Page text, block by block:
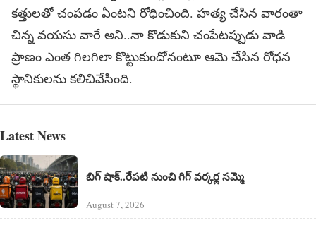
కత్తులతో చంపడం ఏంటని రోధించింది. హత్య చేసిన వారంతా
చిన్న వయసు వారే అని..నా కొడుకుని చంపేటప్పుడు వాడి
ప్రాణం ఎంత గిలగిలా కొట్టుకుందోనంటూ ఆమె చేసిన రోధన
స్థానికులను కలిచివేసింది.
Latest News
బిగ్ షాక్..రేపటి నుంచి గిగ్ వర్కర్ల సమ్మె
August 7, 2026